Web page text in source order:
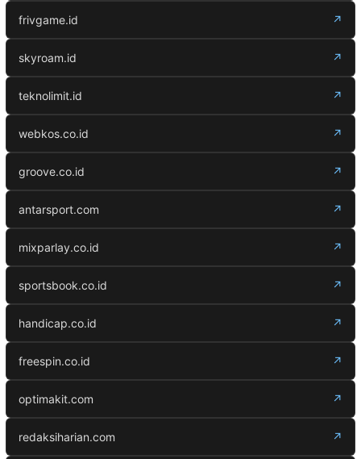
frivgame.id ↗
skyroam.id ↗
teknolimit.id ↗
webkos.co.id ↗
groove.co.id ↗
antarsport.com ↗
mixparlay.co.id ↗
sportsbook.co.id ↗
handicap.co.id ↗
freespin.co.id ↗
optimakit.com ↗
redaksiharian.com ↗